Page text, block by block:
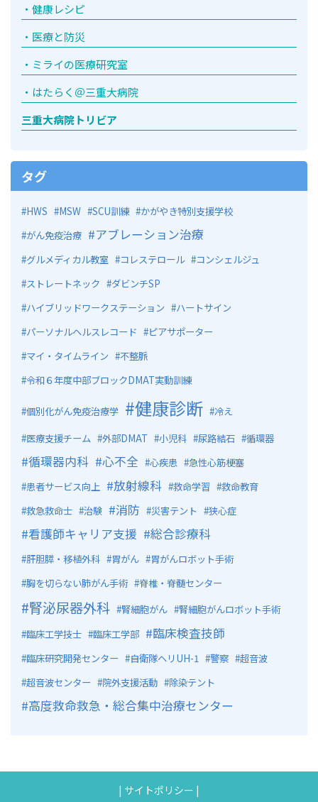
健康レシピ
医療と防災
ミライの医療研究室
はたらく＠三重大病院
三重大病院トリビア
タグ
HWS MSW SCU訓練
かがやき特別支援学校
がん免疫治療
アブレーション治療
グルメディカル教室 コレステロール
コンシェルジュ
ストレートネック
ダビンチSP
ハイブリッドワークステーション
ハートサイン
パーソナルヘルスレコード
ピアサポーター
マイ・タイムライン
不整脈
令和６年度中部ブロックDMAT実動訓練
個別化がん免疫治療学 健康診断
冷え
医療支援チーム
外部DMAT 小児科 尿路結石 循環器
循環器内科 心不全 心疾患
急性心筋梗塞
患者サービス向上
放射線科 救命学習
救命教育
救急救命士
治験 消防 災害テント 狭心症
看護師キャリア支援 総合診療科
肝胆膵・移植外科 胃がん
胃がんロボット手術
胸を切らない肺がん手術
脊椎・脊髄センター
腎泌尿器外科 腎細胞がん
腎細胞がんロボット手術
臨床工学技士
臨床工学部 臨床検査技師
臨床研究開発センター 自衛隊ヘリUH-1 警察
超音波
超音波センター
院外支援活動 除染テント
高度救命救急・総合集中治療センター
| サイトポリシー |